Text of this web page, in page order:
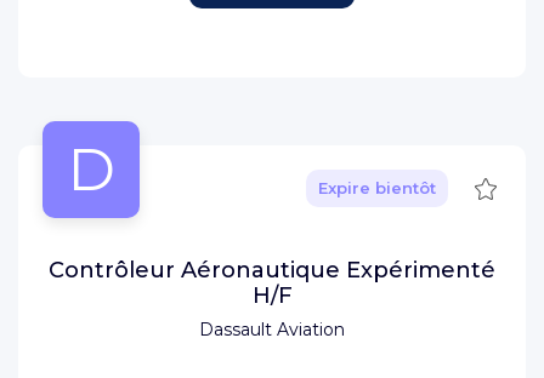
D
Dassault Aviation
Expire bientôt
Contrôleur Aéronautique Expérimenté
H/F